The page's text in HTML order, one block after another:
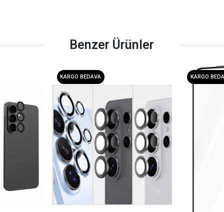
Benzer Ürünler
KARGO BEDAVA KARGO